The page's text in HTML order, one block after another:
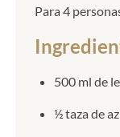
Para 4
500 ml de
½ taza de